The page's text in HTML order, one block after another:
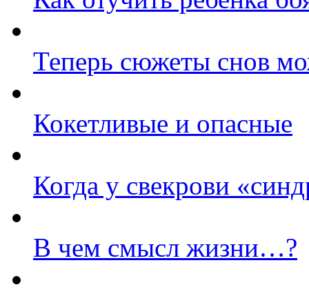
Теперь сюжеты снов
Кокетливые и опасные
Когда у свекрови
В чем смысл жизни…?